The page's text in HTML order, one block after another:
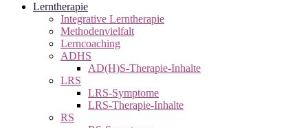
Lerntherapie
Integrative Lerntherapie
Methodenvielfalt
Lerncoaching
ADHS
AD(H)S-Therapie-Inhalte
LRS
LRS-Symptome
LRS-Therapie-Inhalte
RS